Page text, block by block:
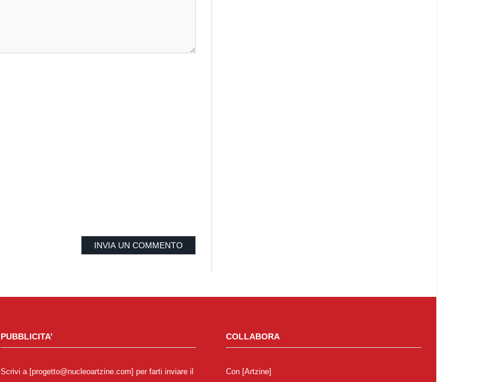
PUBBLICITA’
Scrivi a [progetto@nucleoartzine.com] per farti inviare il
COLLABORA
Con [Artzine]